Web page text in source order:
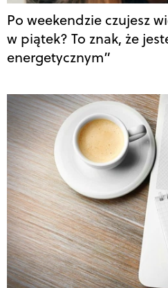
Po weekendzie czujesz
w piątek? To znak, że
energetycznym”